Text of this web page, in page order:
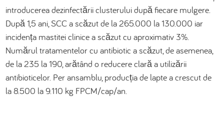
introducerea dezinfectării clusterului după fiecare mulgere.
După 1,5 ani, SCC a scăzut de la 265.000 la 130.000 iar
incidența mastitei clinice a scăzut cu aproximativ 3%.
Numărul tratamentelor cu antibiotic a scăzut, de asemenea,
de la 235 la 190, arătând o reducere clară a utilizării
antibioticelor. Per ansamblu, producția de lapte a crescut de
la 8.500 la 9.110 kg FPCM/cap/an.